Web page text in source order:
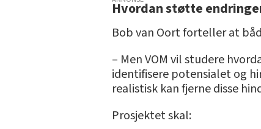
Hvordan støtte
Bob van Oort forteller at
– Men VOM vil studere
identifisere potensialet og
realistisk kan fjerne disse
Prosjektet skal: